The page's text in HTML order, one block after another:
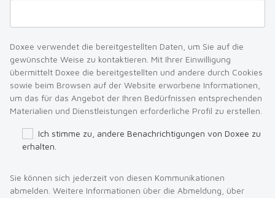
Doxee verwendet die bereitgestellten Daten, um Sie auf die
gewünschte Weise zu kontaktieren. Mit Ihrer Einwilligung
übermittelt Doxee die bereitgestellten und andere durch Cookies
sowie beim Browsen auf der Website erworbene Informationen,
um das für das Angebot der Ihren Bedürfnissen entsprechenden
Materialien und Dienstleistungen erforderliche Profil zu erstellen.
Ich stimme zu, andere Benachrichtigungen von Doxee zu
erhalten.
Sie können sich jederzeit von diesen Kommunikationen
abmelden. Weitere Informationen über die Abmeldung, über